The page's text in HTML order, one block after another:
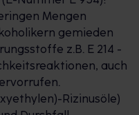
Benzydamin gegen
gegen akute
Halsschmerzen
lindern
einen angenehm
Mengen
gemieden
z.B. E 214 -
auch
Rizinusöle)